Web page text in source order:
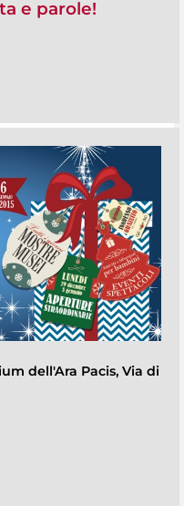
e parole!
dell'Ara Pacis, Via di